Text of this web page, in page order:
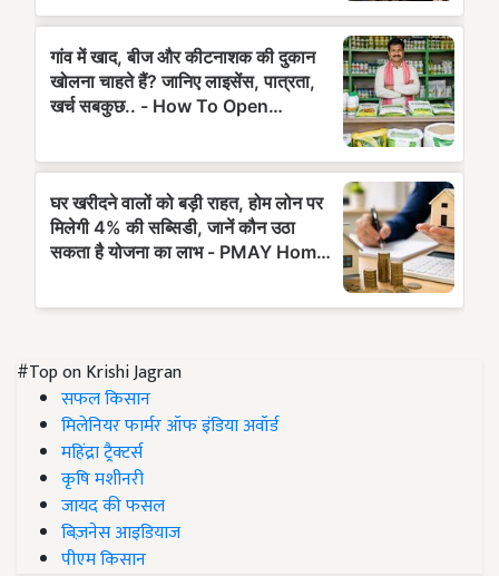
#Top on Krishi Jagran
सफल किसान
मिलेनियर फार्मर ऑफ इंडिया अवॉर्ड
महिंद्रा ट्रैक्टर्स
कृषि मशीनरी
जायद की फसल
बिज़नेस आइडियाज
पीएम किसान